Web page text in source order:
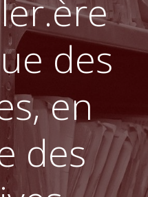
des
en
des